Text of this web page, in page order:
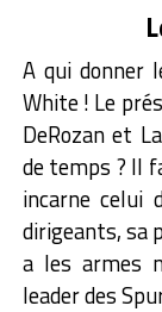
A qui donner
White ! Le
DeRozan et
de temps ? Il
incarne celui
dirigeants, sa
a les armes
leader des